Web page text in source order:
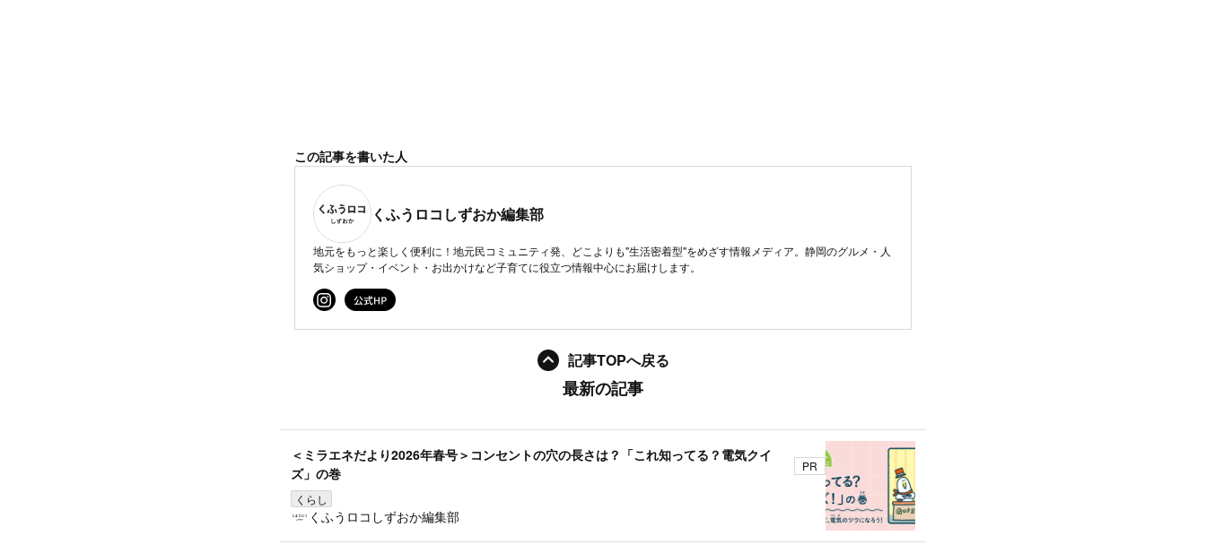
この記事を書いた人
くふうロコしずおか編集部
地元をもっと楽しく便利に！地元民コミュニティ発、どこよりも"生活密着型"をめざす情報メディア。静岡のグルメ・人
気ショップ・イベント・お出かけなど子育てに役立つ情報中心にお届けします。
記事TOPへ戻る
最新の記事
＜ミラエネだより2026年春号＞コンセントの穴の長さは？「これ知ってる？電気クイ
ズ」の巻
くらし
くふうロコしずおか編集部
PR